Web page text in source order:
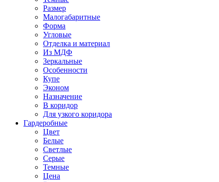
Размер
Малогабаритные
Форма
Угловые
Отделка и материал
Из МДФ
Зеркальные
Особенности
Купе
Эконом
Назначение
В коридор
Для узкого коридора
Гардеробные
Цвет
Белые
Светлые
Серые
Темные
Цена